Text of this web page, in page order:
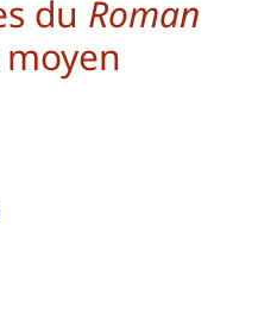
du Roman